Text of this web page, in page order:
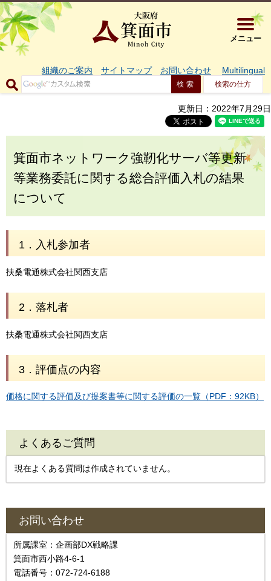
大阪府箕
メニュー
組織のご案内 サイトマップ お問い合わせ Multilingual
検索の仕方
更新日：2022年7月29日
箕面市ネットワーク強靭化サーバ等更新
等業務委託に関する総合評価入札の結果
について
1．入札参加者
扶桑電通株式会社関西支店
2．落札者
扶桑電通株式会社関西支店
3．評価点の内容
価格に関する評価及び提案書等に関する評価の一覧（PDF：92KB）
よくあるご質問
現在よくある質問は作成されていません。
お問い合わせ
所属課室：企画部DX戦略課
箕面市西小路4-6-1
電話番号：072-724-6188